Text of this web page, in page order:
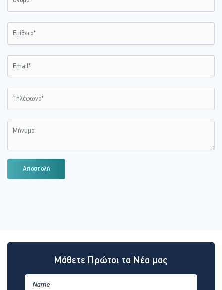
Αποστολή
Μάθετε Πρώτοι τα Νέα μας